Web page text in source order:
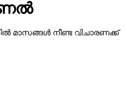
മാസങ്ങള്‍ നീണ്ട വിചാരണക്ക്